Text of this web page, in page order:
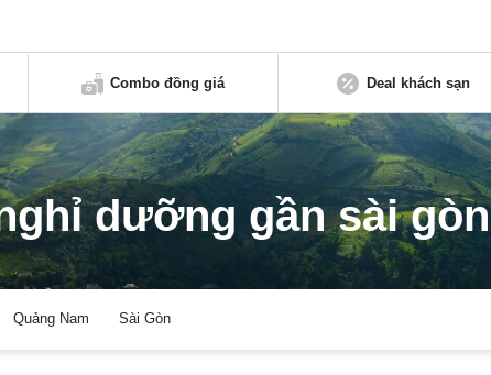
Combo đồng giá Deal khách sạn
dưỡng gần sài gòn
Quảng Nam Sài Gòn